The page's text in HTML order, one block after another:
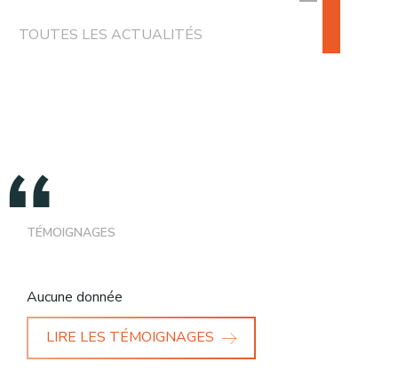
TOUTES LES ACTUALITÉS
TÉMOIGNAGES
Aucune donnée
LIRE LES TÉMOIGNAGES